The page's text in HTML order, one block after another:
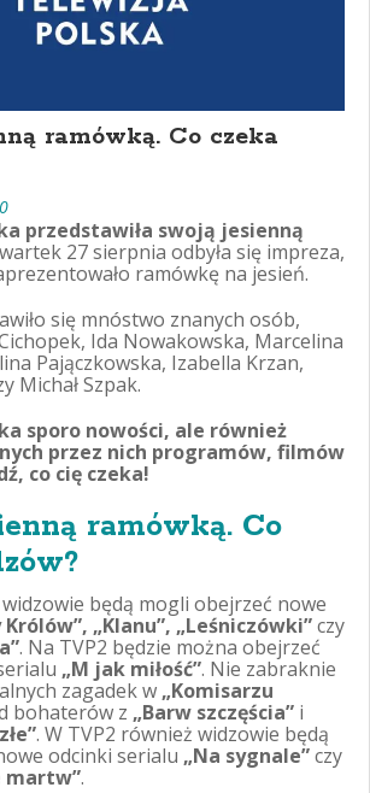
ramówką. Co czeka
przedstawiła swoją jesienną
27 sierpnia odbyła się impreza,
ramówkę na jesień.
się mnóstwo znanych osób,
Ida Nowakowska, Marcelina
Pajączkowska, Izabella Krzan,
Michał Szpak.
sporo nowości, ale również
przez nich programów, filmów
co cię czeka!
ramówką. Co
widzowie będą mogli obejrzeć nowe
Królów”, „Klanu”, „Leśniczówki”czy
. Na TVP2 będzie można obejrzeć
„M jak miłość”. Nie zabraknie
zagadek w „Komisarzu
bohaterów z „Barw szczęścia” i
. W TVP2 również widzowie będą
odcinki serialu „Na sygnale”czy
martw”.